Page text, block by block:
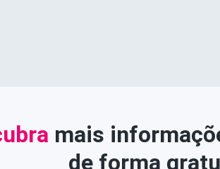
mais
de forma